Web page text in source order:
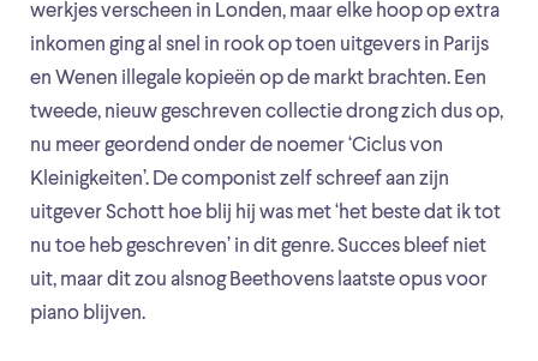
werkjes verscheen in Londen, maar elke hoop op extra
inkomen ging al snel in rook op toen uitgevers in Parijs
en Wenen illegale kopieën op de markt brachten. Een
tweede, nieuw geschreven collectie drong zich dus op,
nu meer geordend onder de noemer ‘Ciclus von
Kleinigkeiten’. De componist zelf schreef aan zijn
uitgever Schott hoe blij hij was met ‘het beste dat ik tot
nu toe heb geschreven’ in dit genre. Succes bleef niet
uit, maar dit zou alsnog Beethovens laatste opus voor
piano blijven.